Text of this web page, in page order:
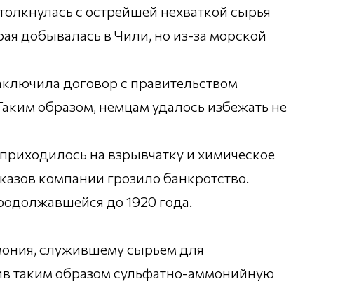
с острейшей нехваткой сырья
добывалась в Чили, но из-за морской
договор с правительством
образом, немцам удалось избежать не
на взрывчатку и химическое
компании грозило банкротство.
до 1920 года.
служившему сырьем для
таким образом сульфатно-аммонийную